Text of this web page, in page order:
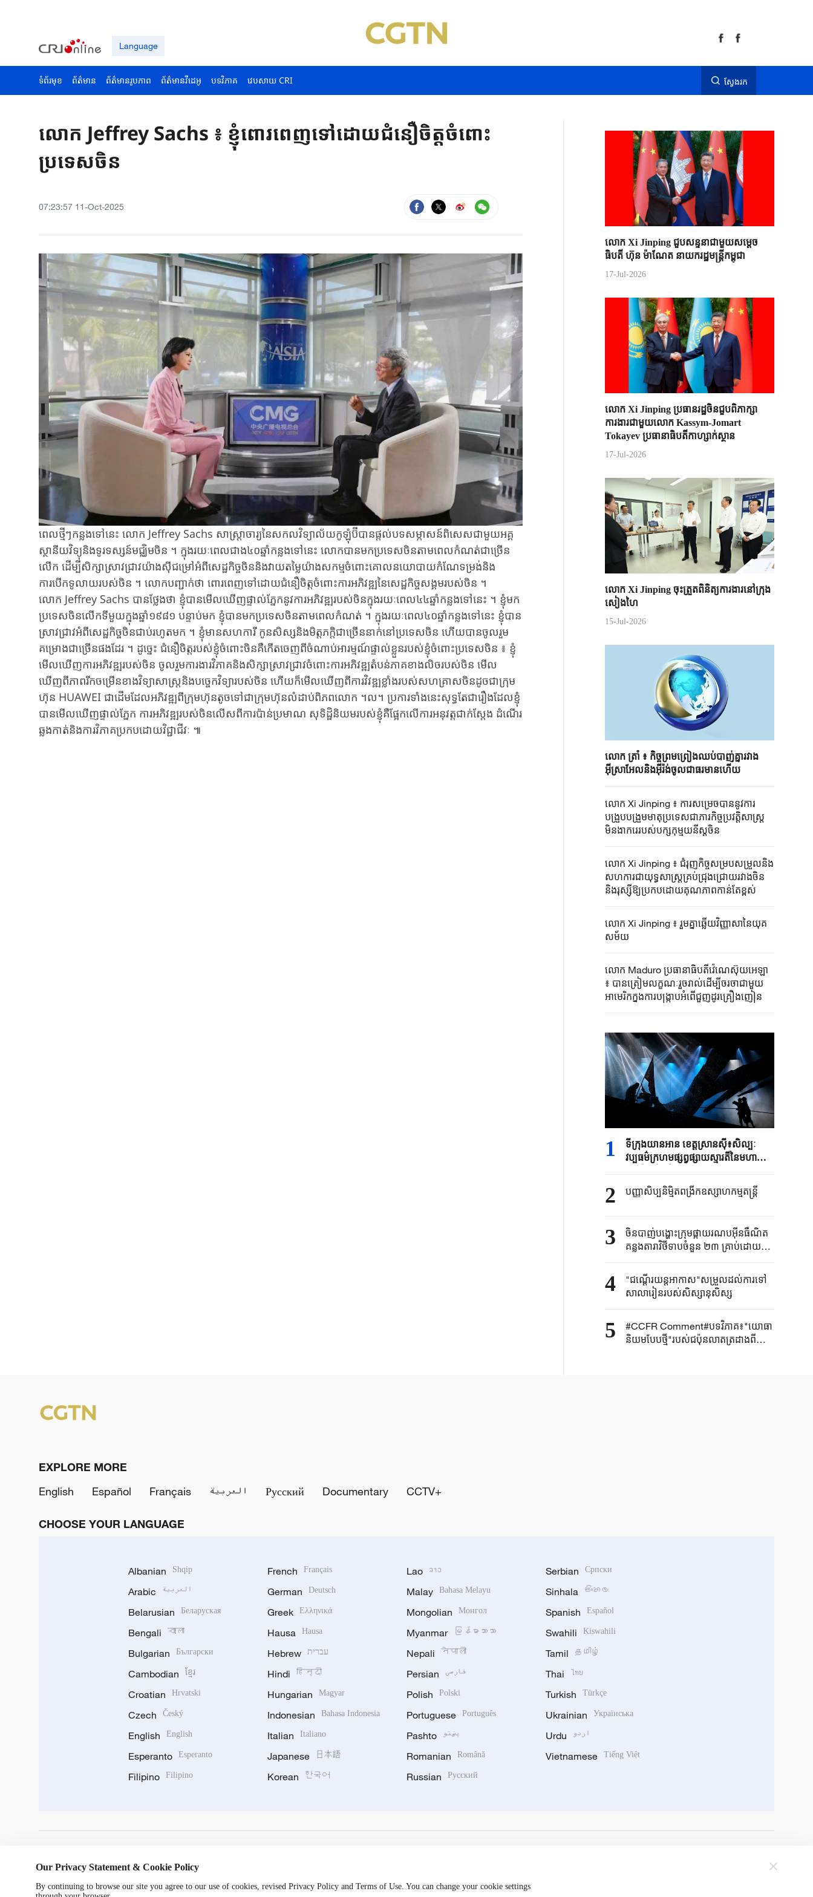
Language
ទំព័រមុខ ព័ត៌មាន ព័ត៌មានរូបភាព ព័ត៌មានវីដេអូ បទវិភាគ វេបសាយ CRI ស្វែងរក
លោក ​Jeffrey ​Sachs ៖ ខ្ញុំ​ពោរពេញ​ទៅដោយ​ជំនឿចិត្ត​ចំពោះ
ប្រទេសចិន​
07:23:57 11-Oct-2025
ពេលថ្មីៗ​កន្លងទៅនេះ ​លោក​ Jeffrey ​Sachs ​សាស្ត្រាចារ្យនៃ​សកលវិទ្យាល័យ​កូឡុំប៊ី​បានផ្តល់​បទសម្ភាសន៍​ពិសេសជាមួយ​អគ្គ
ស្ថានីយ​វិទ្យុនិងទូរទស្សន៍​មជ្ឈិមចិន​ ។ ​ក្នុងរយៈពេល​ជាង៤០ឆ្នាំ​កន្លងទៅនេះ​ លោកបាន​មកប្រទេសចិន​តាមពេល​កំណត់ជាច្រើន​
លើក ​ដើម្បី​សិក្សាស្រាវជ្រាវ​យ៉ាងស៊ីជម្រៅ​អំពី​សេដ្ឋកិច្ចចិន​និងវាយតម្លៃ​យ៉ាងសកម្ម​ចំពោះ​គោលនយោបាយ​កំណែទម្រង់​និង
ការបើកទូលាយ​របស់ចិន​ ។ លោក​បញ្ជាក់ថា ​​ពោរពេញ​ទៅដោយ​ជំនឿចិត្ត​ចំពោះ​ការអភិវឌ្ឍនៃ​សេដ្ឋកិច្ច​សង្គម​របស់ចិន ។
លោក​ Jeffrey ​Sachs ​បានថ្លែងថា ​ខ្ញុំបាន​មើលឃើញ​ផ្ទាល់ភ្នែកនូវ​ការអភិវឌ្ឍ​របស់ចិន​ក្នុងរយៈពេល​៤៤ឆ្នាំកន្លង​ទៅនេះ ។ ​ខ្ញុំមក
ប្រទេស​ចិនលើកទីមួយ​ក្នុងឆ្នាំ១៩៨១​ បន្ទាប់មក​ ខ្ញុំបាន​មក​ប្រទេសចិន​តាមពេលកំណត់ ​។ ក្នុងរយៈពេល​៤០ឆ្នាំកន្លង​ទៅនេះ​ ខ្ញុំបាន​
ស្រាវជ្រាវ​អំពី​សេដ្ឋកិច្ចចិន​ជាប់រហូតមក​ ។ ខ្ញុំមាន​សហការី ​កូនសិស្សនិង​មិត្តភក្តិជាច្រើន​នាក់នៅប្រទេស​ចិន ហើយបាន​ចូលរួម​
គម្រោងជាច្រើន​ផងដែរ ។ ​ដូច្នេះ ​ជំនឿចិត្ត​របស់ខ្ញុំ​ចំពោះចិន​គឺ​កើតចេញពី​ចំណាប់អារម្មណ៍​ផ្ទាល់ខ្លួន​របស់ខ្ញុំ​ចំពោះ​ប្រទេសចិន ​៖ ​ខ្ញុំ
មើលឃើញ​​ការអភិវឌ្ឍ​របស់​ចិន ​ចូលរួម​ការងារវិភាគ​និងសិក្សា​ស្រាវជ្រាវ​ចំពោះ​ការអភិវឌ្ឍតំបន់​ភាគខាង​លិចរបស់​ចិន ​មើល
ឃើញពី​ភាពរីកចម្រើន​ខាងវិទ្យាសាស្ត្រ​និងបច្ចេកវិទ្យា​របស់​ចិន ​ហើយក៏​មើល​ឃើញ​ពី​ការវិវឌ្ឍខ្លាំង​របស់​សហគ្រាសចិន​ដូចជាក្រុម
ហ៊ុន​ HUAWEI ​ជាដើម​ដែល​អភិវឌ្ឍ​ពី​ក្រុមហ៊ុនតូចទៅជា​ក្រុមហ៊ុន​លំដាប់​ពិភពលោក ។​ល។ ប្រការ​ទាំងនេះ​សុទ្ធតែជា​រឿងដែលខ្ញុំ​
បាន​មើលឃើញ​ផ្ទាល់ភ្នែក ​ការអភិវឌ្ឍ​របស់ចិន​លើសពី​ការប៉ាន់ប្រមាណ​​ សុទិដ្ឋិនិយម​របស់ខ្ញុំគឺ​ផ្អែកលើ​ការអនុវត្ត​ជាក់ស្តែង​ ដំណើរ
ឆ្លងកាត់​និងការវិភាគ​ប្រកបដោយ​វិជ្ជាជីវៈ​ ៕
លោក Xi Jinping ជួបសន្ទនាជាមួយសម្តេច
ធិបតី ហ៊ុន ម៉ាណែត នាយករដ្ឋមន្ត្រីកម្ពុជា
17-Jul-2026
លោក Xi Jinping ប្រធានរដ្ឋចិន​ជួបពិភាក្សា​
ការងារជាមួយ​លោក Kassym-Jomart ​
Tokayev ​ប្រធានាធិបតី​កាហ្សាក់ស្ថាន​
17-Jul-2026
លោក Xi Jinping ចុះត្រួតពិនិត្យការងារនៅក្រុង
សៀងហៃ
15-Jul-2026
លោក ត្រាំ ៖ កិច្ចព្រមព្រៀងឈប់បាញ់គ្នារវាង
អ៊ីស្រាអែលនិងអ៊ីរ៉ង់ចូលជាធរមានហើយ
លោក Xi Jinping ៖ ការសម្រេចបាននូវការ
បង្រួបបង្រួមមាតុប្រទេសជាភារកិច្ចប្រវត្តិសាស្ត្រ
មិនងាករេរបស់បក្សកុម្មុយនីស្តចិន
លោក Xi Jinping ៖ ជំរុញកិច្ចសម្របសម្រួលនិង
សហការជាយុទ្ធសាស្ត្រគ្រប់ជ្រុងជ្រោយរវាងចិន
និងរុស្ស៊ីឱ្យប្រកបដោយគុណភាពកាន់តែខ្ពស់
លោក Xi Jinping ៖ រួមគ្នាឆ្លើយវិញ្ញាសានៃយុគ
សម័យ
លោក Maduro ប្រធានាធិបតីវ៉េណេស៊ុយអេឡា
៖ បានត្រៀមលក្ខណៈរួចរាល់ដើម្បីចរចាជាមួយ
អាមេរិកក្នុងការបង្ក្រាបអំពើជួញដូរគ្រឿងញៀន
1
ទីក្រុង​យានអាន ​ខេត្តស្រានស៊ី៖​សិល្បៈ
វប្បធម៌ក្រហម​ផ្សព្វផ្សាយស្មារតីនៃ​មហា
2 បញ្ញាសិប្បនិម្មិត​ពង្រីក​​ឧស្សាហកម្ម​តន្ត្រី​
3
ចិនបាញ់បង្ហោះ​ក្រុម​ផ្កាយរណប​​អ៊ីនធឺណិត​
គន្លងតារាវិថីទាប​ចំនួន ២៣ គ្រាប់ដោយ​
ជោគជ័យ​
4
"ជណ្តើរយន្ត​អាកាស"​សម្រួលដល់ការទៅ​
សាលារៀន​របស់​សិស្សានុសិស្ស​​
5
#CCFR Comment#បទវិភាគ៖"យោធា
និយមបែបថ្មី"របស់ជប៉ុនលាតត្រដាងពី
EXPLORE MORE
English
Español Français العربية Русский Documentary CCTV+
CHOOSE YOUR LANGUAGE
Albanian Shqip
Arabic العربية
Belarusian Беларуская
Bengali বাংলা
Bulgarian Български
Cambodian ខ្មែរ
Croatian Hrvatski
Czech Český
English English
Esperanto Esperanto
Filipino Filipino
French Français
German Deutsch
Greek Ελληνικά
Hausa Hausa
Hebrew עברית
Hindi हिन्दी
Hungarian Magyar
Indonesian Bahasa Indonesia
Italian Italiano
Japanese 日本語
Korean 한국어
Lao ລາວ
Malay Bahasa Melayu
Mongolian Монгол
Myanmar မြန်မာဘာသာ
Nepali नेपाली
Persian فارسی
Polish Polski
Portuguese Português
Pashto پښتو
Romanian Română
Russian Русский
Serbian Српски
Sinhala සිංහල
Spanish Español
Swahili Kiswahili
Tamil தமிழ்
Thai ไทย
Turkish Türkçe
Ukrainian Українська
Urdu اردو
Vietnamese Tiếng Việt
Our Privacy Statement & Cookie Policy
By continuing to browse our site you agree to our use of cookies, revised Privacy Policy and Terms of Use. You can change your cookie settings